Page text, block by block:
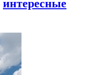
интересные